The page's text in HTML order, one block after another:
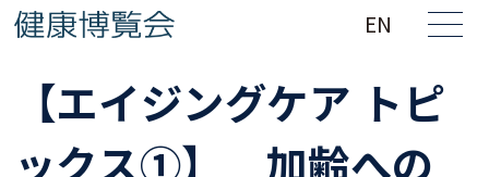
EN
【エイジングケア トピ
ックス①】 加齢への